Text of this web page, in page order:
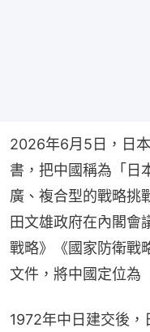
2026年6月5日，日
書，把中國稱為「日
廣、複合型的戰略挑
田文雄政府在內閣會
戰略》《國家防衛戰
文件，將中國定位為
1972年中日建交後